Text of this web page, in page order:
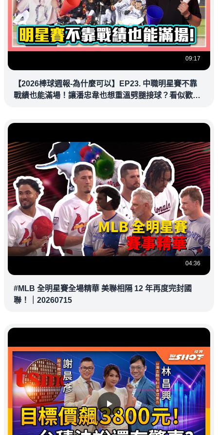
09:17
【2026棒球週報-為什麼可以】EP23. 中職明星賽不靠
戰績也能滿場！讓潘忠韋也想重溫劈腿接球？看似歡樂
04:36
#MLB 全明星賽全場精華 美聯相隔 12 年再度完封國
聯！｜20260715